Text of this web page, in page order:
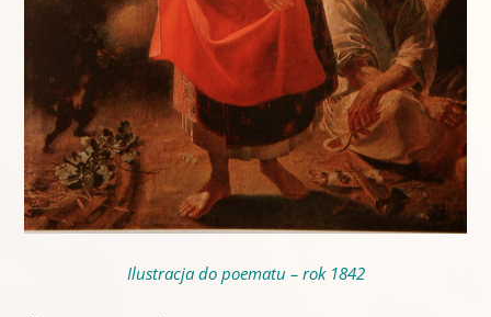
Ilustracja do poematu – rok 1842